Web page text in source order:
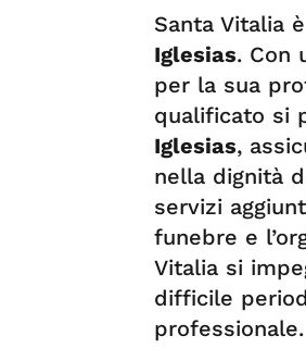
Santa Vitalia
Iglesias. Con
per la sua
qualificato si
Iglesias,
nella dignità
servizi
funebre e
Vitalia si
difficile
professionale.